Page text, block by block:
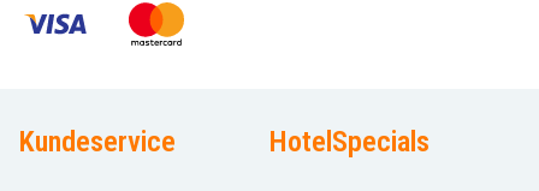
Kundeservice HotelSpecials